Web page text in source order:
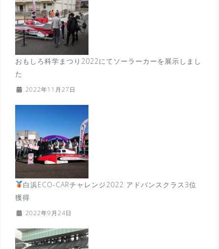
おもしろ科学まつり2022にてソーラーカーを展示しまし
た
2022年11月27日
白浜ECO-CARチャレンジ2022 アドバンスクラス3位
獲得
2022年9月24日